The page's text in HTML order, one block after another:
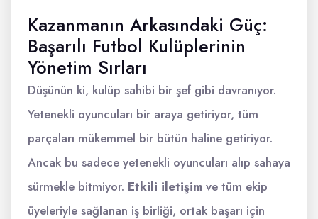
Kazanmanın Arkasındaki Güç:
Başarılı Futbol Kulüplerinin
Yönetim Sırları
Düşünün ki, kulüp sahibi bir şef gibi davranıyor.
Yetenekli oyuncuları bir araya getiriyor, tüm
parçaları mükemmel bir bütün haline getiriyor.
Ancak bu sadece yetenekli oyuncuları alıp sahaya
sürmekle bitmiyor. Etkili iletişim ve tüm ekip
üyeleriyle sağlanan iş birliği, ortak başarı için